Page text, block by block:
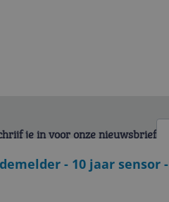
- 10 jaar sensor -
je in voor onze nieuwsbrief